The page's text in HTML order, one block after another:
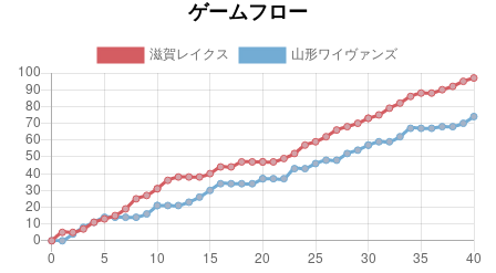
ゲームフロー